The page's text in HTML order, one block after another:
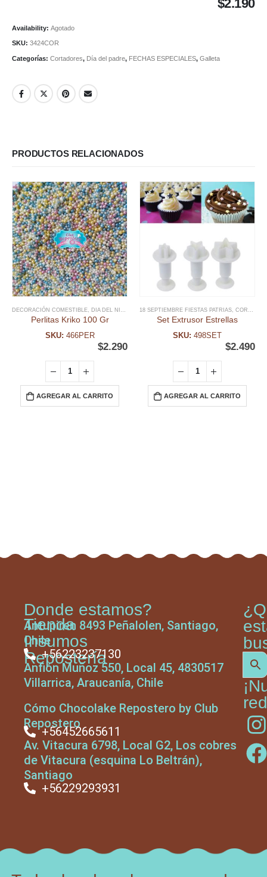
$2.190
Availability: Agotado
SKU: 3424COR
Categorías: Cortadores, Día del padre, FECHAS ESPECIALES, Galleta
PRODUCTOS RELACIONADOS
DECORACIÓN COMESTIBLE DIA DEL NIÑO Y TEMATICAS , FECHAS ESPECIALES, MIX
Perlitas Kriko 100 Gr
SKU: 466PER
$2.290
AGREGAR AL CARRITO
18 SEPTIEMBRE FIESTAS PATRIAS CORTADORES NAVIDAD
Set Extrusor Estrellas
SKU: 498SET
$2.490
AGREGAR AL CARRITO
Tienda
Insumos
Repostería
Donde estamos?
Antupiren 8493 Peñalolen, Santiago,
Chile
+56223237130
Anfión Muñoz 550, Local 45, 4830517
Villarrica, Araucanía, Chile
Cómo Chocolake Repostero by Club
Repostero
+56452665611
Av. Vitacura 6798, Local G2, Los cobres
de Vitacura (esquina Lo Beltrán),
Santiago
+56229293931